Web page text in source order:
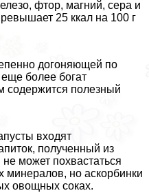
фтор, магний, сера и
25 ккал на 100 г
догоняющей по
более богат
содержится полезный
входят
полученный из
может похвастаться
но аскорбинки
овощных соках.